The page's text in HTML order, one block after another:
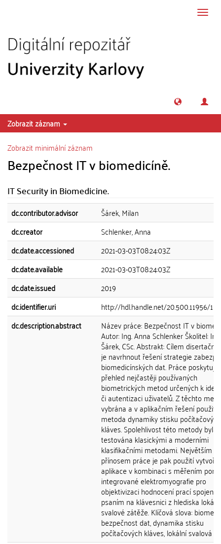
Zobrazit záznam
Zobrazit minimální záznam
Bezpečnost IT v biomedicíně.
IT Security in Biomedicine.
dc.contributor.advisor
Šárek, Milan
dc.creator
Schlenker, Anna
dc.date.accessioned
2021-03-03T08:24:03Z
dc.date.available
2021-03-03T08:24:03Z
dc.date.issued
2019
dc.identifier.uri
http://hdl.handle.net/20.500.11956/
dc.description.abstract
Název práce: Bezpečnost IT v
Autor: Ing. Anna Schlenker Školitel:
Šárek, CSc. Abstrakt: Cílem disertační
je navrhnout řešení strategie
biomedicínských dat. Práce poskytuje
přehled nejčastěji používaných
biometrických metod určených k
či autentizaci uživatelů. Z těchto
vybrána a v aplikačním řešení použita
metoda dynamiky stisku počítačových
kláves. Spolehlivost této metody byla
testována klasickými a moderními
klasifikačními metodami. Největším
přínosem práce je pak použití
aplikace v kombinaci s měřením
integrované elektromyografie pro
objektivizaci hodnocení prací
psaním na klávesnici z hlediska lokální
svalové zátěže. Klíčová slova:
bezpečnost dat, dynamika stisku
počítačových kláves, lokální svalová